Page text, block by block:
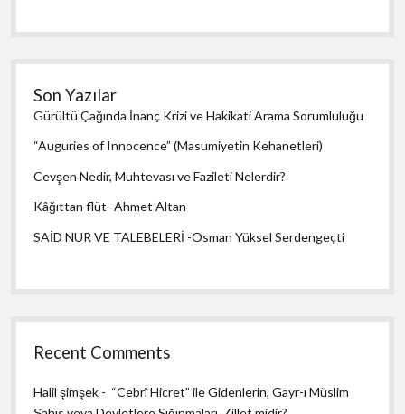
Son Yazılar
Gürültü Çağında İnanç Krizi ve Hakikati Arama Sorumluluğu
“Auguries of Innocence” (Masumiyetin Kehanetleri)
Cevşen Nedir, Muhtevası ve Fazileti Nelerdir?
Kâğıttan flüt- Ahmet Altan
SAİD NUR VE TALEBELERİ -Osman Yüksel Serdengeçti
Recent Comments
Halil şimşek - “Cebrî Hicret” ile Gidenlerin, Gayr-ı Müslim